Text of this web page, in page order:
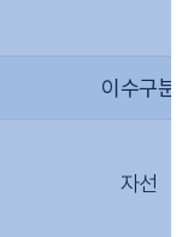
이수구분
자선